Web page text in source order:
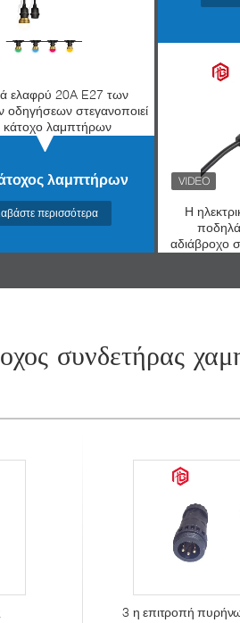
ελαφρύ 20A E27 των
οδηγήσεων στεγανοποιεί
κάτοχο λαμπτήρων
λαμπτήρων
περισσότερα
Η
αδιάβροχο
συνδετήρας
3 η επιτροπή